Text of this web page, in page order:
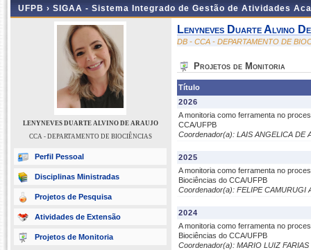
UFPB › SIGAA - Sistema Integrado de Gestão de Atividades
LENYNEVES DUARTE ALVINO DE ARAUJO
CCA - DEPARTAMENTO DE BIOCIÊNCIAS
Perfil Pessoal
Disciplinas Ministradas
Projetos de Pesquisa
Atividades de Extensão
Projetos de Monitoria
Lenyneves Duarte Alvino
DB - CCA - DEPARTAMENTO DE
Projetos de Monitoria
Título
2026
A monitoria como ferramenta no
CCA/UFPB
Coordenador(a): LAIS ANGELICA DE
2025
A monitoria como ferramenta no
Biociências do CCA/UFPB
Coordenador(a): FELIPE CAMURUGI
2024
A monitoria como ferramenta no
Biociências do CCA/UFPB
Coordenador(a): MARIO LUIZ FARIAS